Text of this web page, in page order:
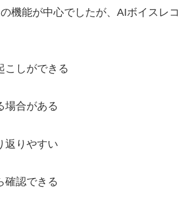
機能が中心でしたが、AIボイスレ
こしができる
場合がある
返りやすい
確認できる